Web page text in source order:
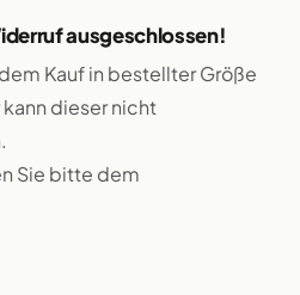
ausgeschlossen!
Kauf in bestellter Größe
dieser nicht
Sie bitte dem